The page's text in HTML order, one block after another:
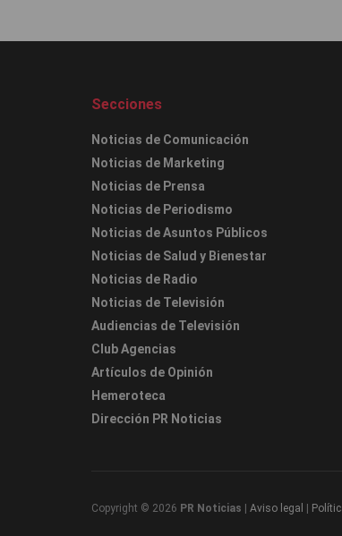
Secciones
Noticias de Comunicación
Noticias de Marketing
Noticias de Prensa
Noticias de Periodismo
Noticias de Asuntos Públicos
Noticias de Salud y Bienestar
Noticias de Radio
Noticias de Televisión
Audiencias de Televisión
Club Agencias
Artículos de Opinión
Hemeroteca
Dirección PR Noticias
Copyright © 2026 PR Noticias Aviso legal